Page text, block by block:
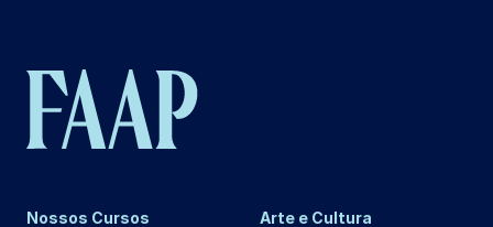
Nossos Cursos Arte e Cultura